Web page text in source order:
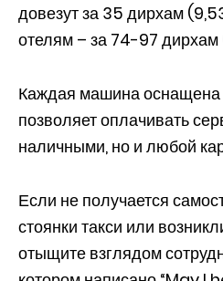
довезут за 35 дирхам
отелям – за 74-97
Каждая машина оснащена
позволяет оплачивать
наличными, но и любой
Если не получается
стоянки такси или
отыщите взглядом